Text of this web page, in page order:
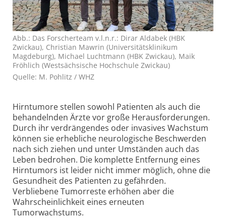
Abb.: Das Forscherteam v.l.n.r.: Dirar Aldabek (HBK
Zwickau), Christian Mawrin (Universitätsklinikum
Magdeburg), Michael Luchtmann (HBK Zwickau), Maik
Fröhlich (Westsächsische Hochschule Zwickau)
Quelle: M. Pohlitz / WHZ
Hirntumore stellen sowohl Patienten als auch die
behandelnden Ärzte vor große Herausforderungen.
Durch ihr verdrängendes oder invasives Wachstum
können sie erhebliche neurologische Beschwerden
nach sich ziehen und unter Umständen auch das
Leben bedrohen. Die komplette Entfernung eines
Hirntumors ist leider nicht immer möglich, ohne die
Gesundheit des Patienten zu gefährden.
Verbliebene Tumorreste erhöhen aber die
Wahrscheinlichkeit eines erneuten
Tumorwachstums.